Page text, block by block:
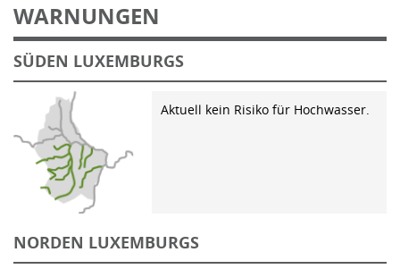
WARNUNGEN
SÜDEN LUXEMBURGS
Aktuell kein Risiko für Hochwasser.
NORDEN LUXEMBURGS